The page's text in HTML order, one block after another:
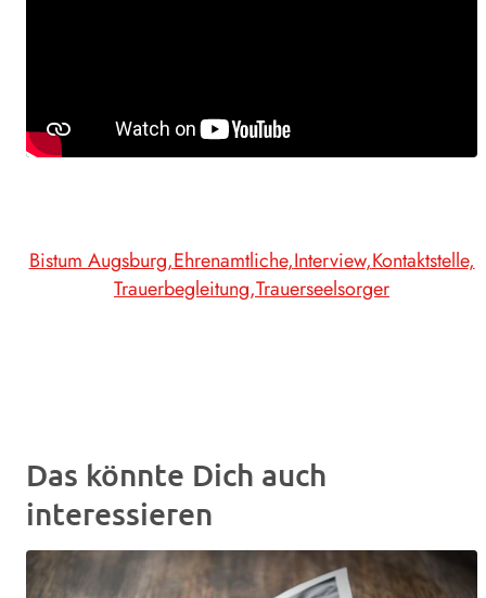
Bistum Augsburg Ehrenamtliche Interview Kontaktstelle
Trauerbegleitung Trauerseelsorger
Das könnte Dich auch
interessieren